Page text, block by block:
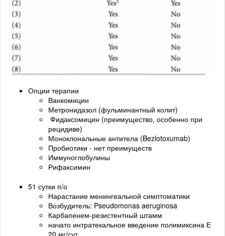
Опции терапии
Ванкомицин
Метронидазол (фульминантный колит)
Фидаксомицин (преимущество, особенно при
рецидиве)
Моноклональные антитела (Bezlotoxumab)
Пробиотики - нет преимуществ
Иммуноглобулины
Рифаксимин
51 сутки п/о
Нарастание менингеальной симптоматики
Возбудитель: Pseudomonas aeruginosa
Карбапенем-резистентный штамм
начато интратекальное введение полимиксина Е